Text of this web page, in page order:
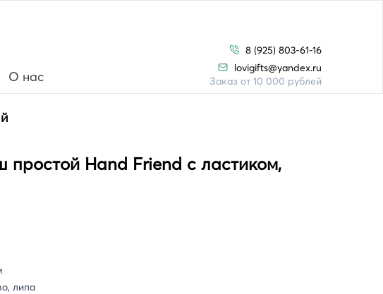
О нас
8 (925) 803-61-16
lovigifts@yandex.ru
Заказ от 10 000 рублей
простой Hand Friend с ластиком,
липа